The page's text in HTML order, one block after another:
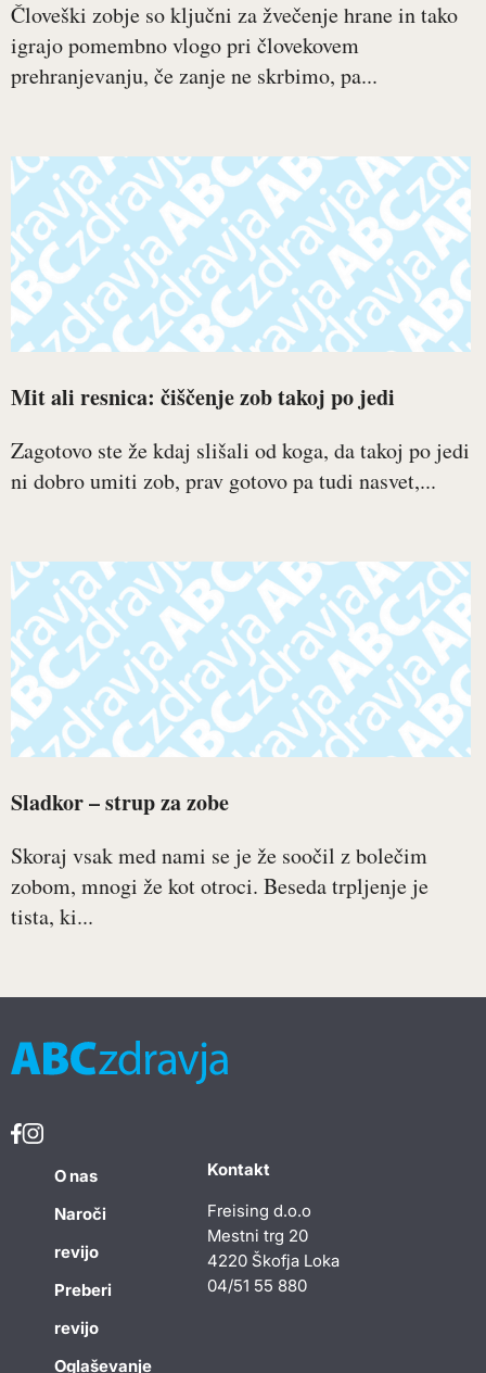
Človeški zobje so ključni za žvečenje hrane in tako
igrajo pomembno vlogo pri človekovem
prehranjevanju, če zanje ne skrbimo, pa...
Mit ali resnica: čiščenje zob takoj po jedi
Zagotovo ste že kdaj slišali od koga, da takoj po jedi
ni dobro umiti zob, prav gotovo pa tudi nasvet,...
Sladkor – strup za zobe
Skoraj vsak med nami se je že soočil z bolečim
zobom, mnogi že kot otroci. Beseda trpljenje je
tista, ki...
O nas
Naroči
revijo
Preberi
revijo
Oglaševanje
Kontakt
Freising d.o.o
Mestni trg 20
4220 Škofja Loka
04/51 55 880